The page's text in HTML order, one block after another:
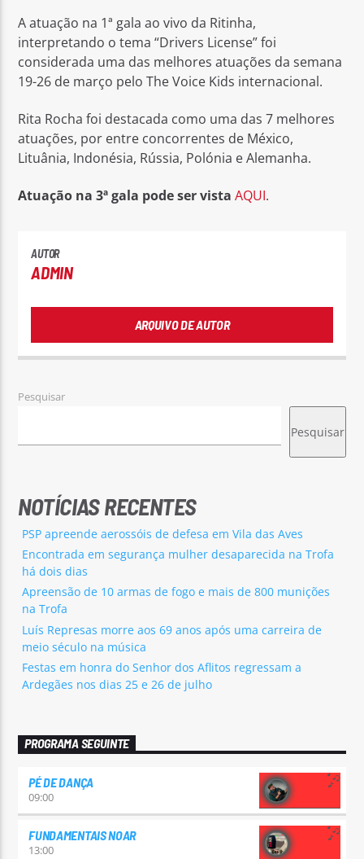
A atuação na 1ª gala ao vivo da Ritinha,
interpretando o tema “Drivers License” foi
considerada uma das melhores atuações da semana
19-26 de março pelo The Voice Kids internacional.
Rita Rocha foi destacada como uma das 7 melhores
atuações, por entre concorrentes de México,
Lituânia, Indonésia, Rússia, Polónia e Alemanha.
Atuação na 3ª gala pode ser vista AQUI.
AUTOR
ADMIN
ARQUIVO DE AUTOR
Pesquisar
Pesquisar
NOTÍCIAS RECENTES
PSP apreende aerossóis de defesa em Vila das Aves
Encontrada em segurança mulher desaparecida na Trofa
há dois dias
Apreensão de 10 armas de fogo e mais de 800 munições
na Trofa
Luís Represas morre aos 69 anos após uma carreira de
meio século na música
Festas em honra do Senhor dos Aflitos regressam a
Ardegães nos dias 25 e 26 de julho
PROGRAMA SEGUINTE
PÉ DE DANÇA
09:00
FUNDAMENTAIS NOAR
13:00